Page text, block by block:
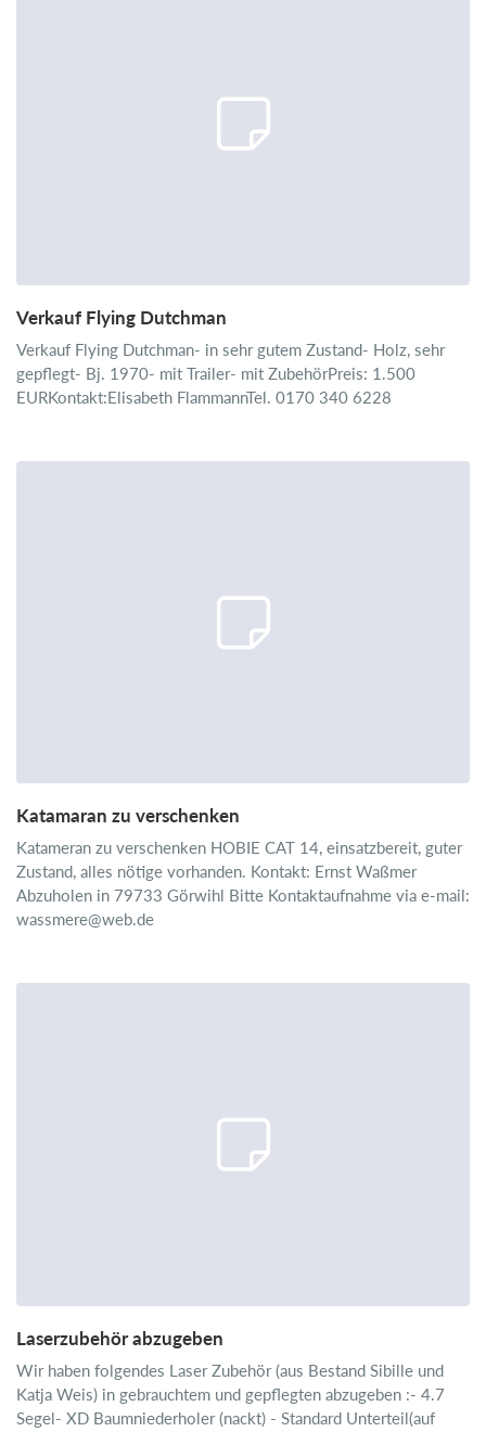
Verkauf Flying Dutchman
Verkauf Flying Dutchman- in sehr gutem Zustand- Holz, sehr
gepflegt- Bj. 1970- mit Trailer- mit ZubehörPreis: 1.500
EURKontakt:Elisabeth FlammannTel. 0170 340 6228
Katamaran zu verschenken
Katameran zu verschenken HOBIE CAT 14, einsatzbereit, guter
Zustand, alles nötige vorhanden. Kontakt: Ernst Waßmer
Abzuholen in 79733 Görwihl Bitte Kontaktaufnahme via e-mail:
wassmere@web.de
Laserzubehör abzugeben
Wir haben folgendes Laser Zubehör (aus Bestand Sibille und
Katja Weis) in gebrauchtem und gepflegten abzugeben :- 4.7
Segel- XD Baumniederholer (nackt) - Standard Unterteil(auf